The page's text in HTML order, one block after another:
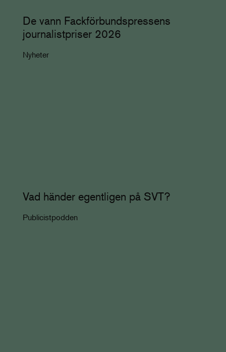
De vann Fackförbundspressens
journalistpriser 2026
Nyheter
Vad händer egentligen på SVT?
Publicistpodden